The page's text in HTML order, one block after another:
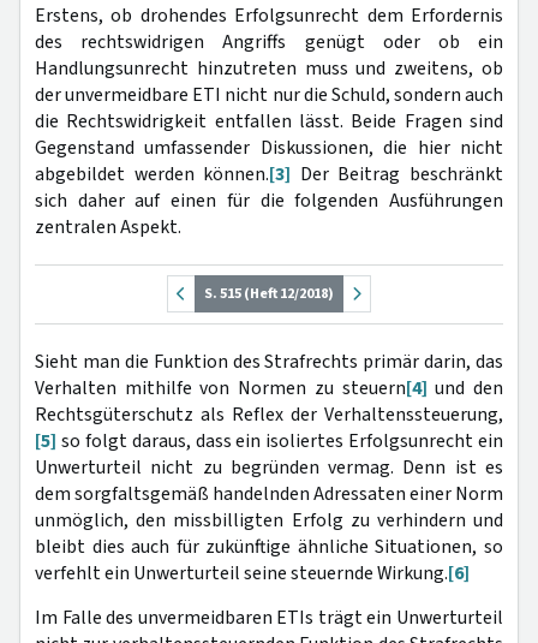
Erstens, ob drohendes Erfolgsunrecht dem Erfordernis
des rechtswidrigen Angriffs genügt oder ob ein
Handlungsunrecht hinzutreten muss und zweitens, ob
der unvermeidbare ETI nicht nur die Schuld, sondern auch
die Rechtswidrigkeit entfallen lässt. Beide Fragen sind
Gegenstand umfassender Diskussionen, die hier nicht
abgebildet werden können.[3] Der Beitrag beschränkt
sich daher auf einen für die folgenden Ausführungen
zentralen Aspekt.
S. 515 (Heft 12/2018)
Sieht man die Funktion des Strafrechts primär darin, das
Verhalten mithilfe von Normen zu steuern[4]und den
Rechtsgüterschutz als Reflex der Verhaltenssteuerung,
[5] so folgt daraus, dass ein isoliertes Erfolgsunrecht ein
Unwerturteil nicht zu begründen vermag. Denn ist es
dem sorgfaltsgemäß handelnden Adressaten einer Norm
unmöglich, den missbilligten Erfolg zu verhindern und
bleibt dies auch für zukünftige ähnliche Situationen, so
verfehlt ein Unwerturteil seine steuernde Wirkung.[6]
Im Falle des unvermeidbaren ETIs trägt ein Unwerturteil